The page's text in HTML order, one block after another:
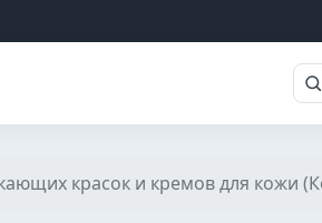
красок и кремов для кожи